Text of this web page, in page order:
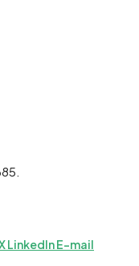
LinkedInE-mail